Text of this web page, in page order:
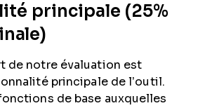
principale (25%
de notre évaluation est
principale de l’outil.
de base auxquelles